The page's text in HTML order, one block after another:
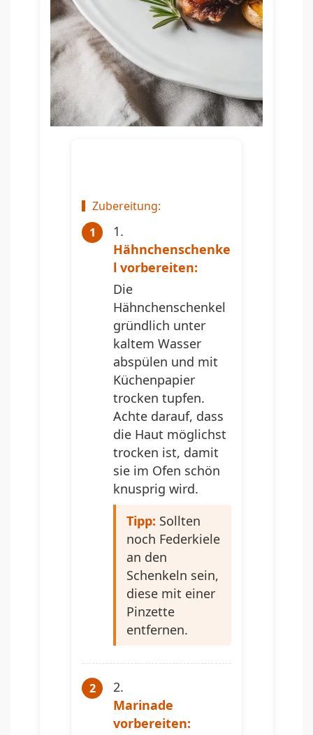
Zubereitung:
Hähnchenschenke
l vorbereiten:
Die
Hähnchenschenkel
gründlich unter
kaltem Wasser
abspülen und mit
Küchenpapier
trocken tupfen.
Achte darauf, dass
die Haut möglichst
trocken ist, damit
sie im Ofen schön
knusprig wird.
Tipp: Sollten
noch Federkiele
an den
Schenkeln sein,
diese mit einer
Pinzette
entfernen.
Marinade
vorbereiten: